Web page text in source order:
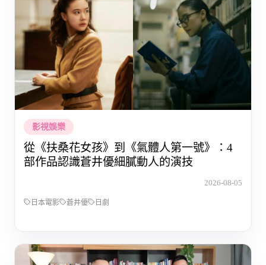
影視娛樂
從《扶桑花女孩》到《氣體人第一號》：4
部作品認識蒼井優細膩動人的演技
2026-08-05
日本電影 蒼井優 日劇